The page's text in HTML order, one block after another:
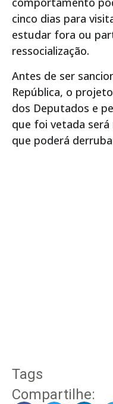
cinco dias para
estudar fora ou
ressocialização.
Antes de ser
República, o
dos Deputados e
que foi vetada será
que poderá
Tags
Compartilhe: